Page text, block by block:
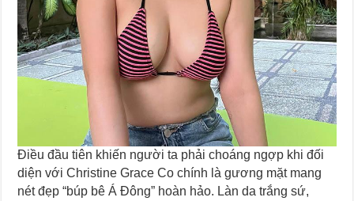
Điều đầu tiên khiến người ta phải choáng ngợp khi đối
diện với Christine Grace Co chính là gương mặt mang
nét đẹp “búp bê Á Đông” hoàn hảo. Làn da trắng sứ,